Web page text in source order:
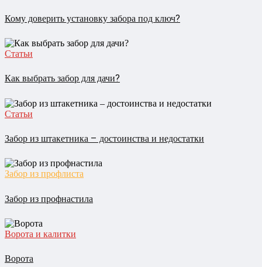
Кому доверить установку забора под ключ?
Статьи
Как выбрать забор для дачи?
Статьи
Забор из штакетника – достоинства и недостатки
Забор из профлиста
Забор из профнастила
Ворота и калитки
Ворота